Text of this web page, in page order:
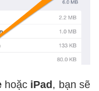
hoặc iPad, bạn sẽ